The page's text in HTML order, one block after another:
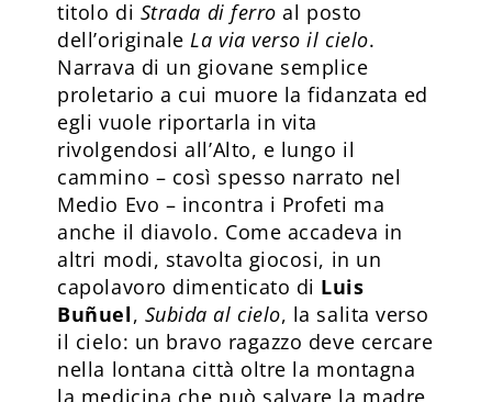
titolo di Strada di ferro al posto
dell’originale La via verso il cielo.
Narrava di un giovane semplice
proletario a cui muore la fidanzata ed
egli vuole riportarla in vita
rivolgendosi all’Alto, e lungo il
cammino – così spesso narrato nel
Medio Evo – incontra i Profeti ma
anche il diavolo. Come accadeva in
altri modi, stavolta giocosi, in un
capolavoro dimenticato di Luis
Buñuel, Subida al cielo, la salita verso
il cielo: un bravo ragazzo deve cercare
nella lontana città oltre la montagna
la medicina che può salvare la madre